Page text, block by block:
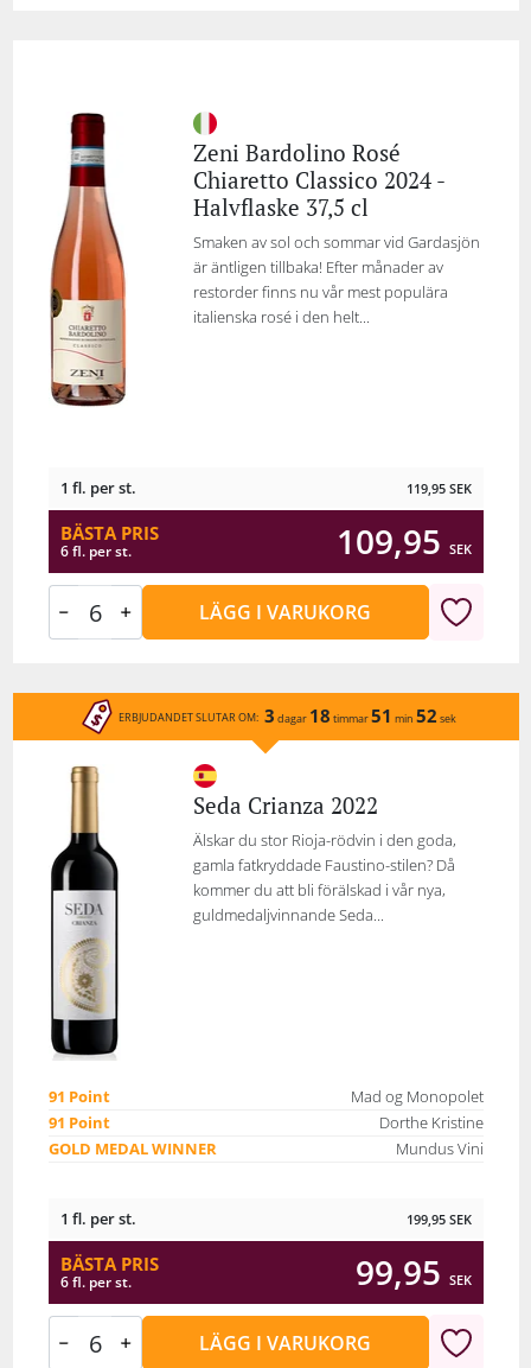
Zeni Bardolino Rosé
Chiaretto Classico 2024 -
Halvflaske 37,5 cl
Smaken av sol och sommar vid Gardasjön
är äntligen tillbaka! Efter månader av
restorder finns nu vår mest populära
italienska rosé i den helt...
1 fl. per st. 119,95 SEK
BÄSTA PRIS
6 fl. per st. 109,95 SEK
LÄGG I VARUKORG
ERBJUDANDET SLUTAR OM: 3 dagar 18 timmar51 min 52 sek
Seda Crianza 2022
Älskar du stor Rioja-rödvin i den goda,
gamla fatkryddade Faustino-stilen? Då
kommer du att bli förälskad i vår nya,
guldmedaljvinnande Seda...
91 Point
Mad og Monopolet
91 Point
Dorthe Kristine
GOLD MEDAL WINNER
Mundus Vini
1 fl. per st. 199,95 SEK
BÄSTA PRIS
6 fl. per st. 99,95 SEK
LÄGG I VARUKORG